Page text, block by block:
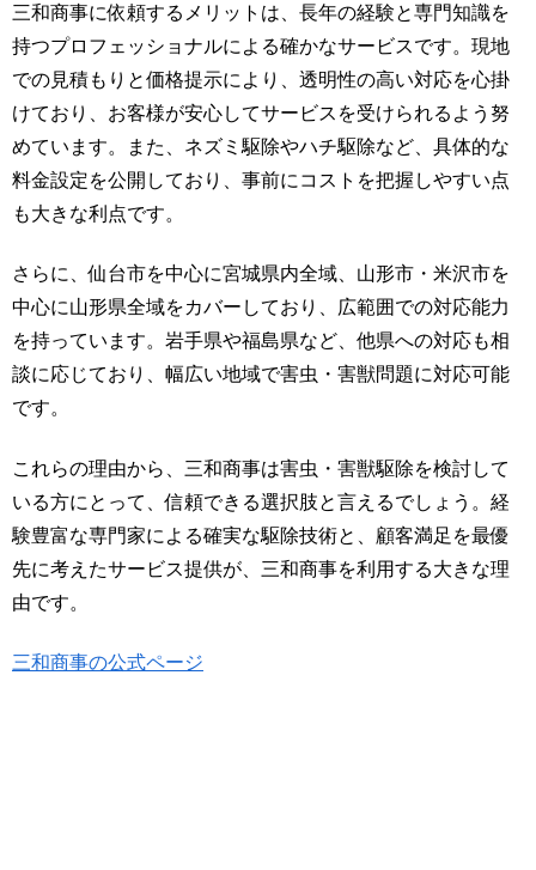
三和商事に依頼するメリットは、長年の経験と専門知識を
持つプロフェッショナルによる確かなサービスです。現地
での見積もりと価格提示により、透明性の高い対応を心掛
けており、お客様が安心してサービスを受けられるよう努
めています。また、ネズミ駆除やハチ駆除など、具体的な
料金設定を公開しており、事前にコストを把握しやすい点
も大きな利点です。
さらに、仙台市を中心に宮城県内全域、山形市・米沢市を
中心に山形県全域をカバーしており、広範囲での対応能力
を持っています。岩手県や福島県など、他県への対応も相
談に応じており、幅広い地域で害虫・害獣問題に対応可能
です。
これらの理由から、三和商事は害虫・害獣駆除を検討して
いる方にとって、信頼できる選択肢と言えるでしょう。経
験豊富な専門家による確実な駆除技術と、顧客満足を最優
先に考えたサービス提供が、三和商事を利用する大きな理
由です。
三和商事の公式ページ